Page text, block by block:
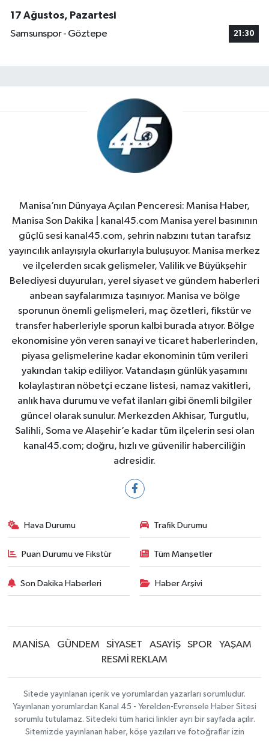
17 Ağustos, Pazartesi
Samsunspor - Göztepe
21:30
Manisa’nın Dünyaya Açılan Penceresi: Manisa Haber,
Manisa Son Dakika | kanal45.com Manisa yerel basınının
güçlü sesi kanal45.com, şehrin nabzını tutan tarafsız
yayıncılık anlayışıyla okurlarıyla buluşuyor. Manisa merkez
ve ilçelerden sıcak gelişmeler, Valilik ve Büyükşehir
Belediyesi duyuruları, yerel siyaset ve gündem haberleri
anbean sayfalarımıza taşınıyor. Manisa ve bölge
sporunun önemli gelişmeleri, maç özetleri, fikstür ve
transfer haberleriyle sporun kalbi burada atıyor. Bölge
ekonomisine yön veren sanayi ve ticaret haberlerinden,
piyasa gelişmelerine kadar ekonominin tüm verileri
yakından takip ediliyor. Vatandaşın günlük yaşamını
kolaylaştıran nöbetçi eczane listesi, namaz vakitleri,
anlık hava durumu ve vefat ilanları gibi önemli bilgiler
güncel olarak sunulur. Merkezden Akhisar, Turgutlu,
Salihli, Soma ve Alaşehir’e kadar tüm ilçelerin sesi olan
kanal45.com; doğru, hızlı ve güvenilir haberciliğin
adresidir.
Hava Durumu Trafik Durumu
Puan Durumu ve Fikstür Tüm Manşetler
Son Dakika Haberleri Haber Arşivi
MANİSA GÜNDEM SİYASET ASAYİŞ SPOR
YAŞAM
RESMİ REKLAM
Sitede yayınlanan içerik ve yorumlardan yazarları sorumludur.
Yayınlanan yorumlardan Kanal 45 - Yerelden-Evrensele Haber Sitesi
sorumlu tutulamaz. Sitedeki tüm harici linkler ayrı bir sayfada açılır.
Sitemizde yayınlanan haber, köşe yazıları ve fotoğraflar izin